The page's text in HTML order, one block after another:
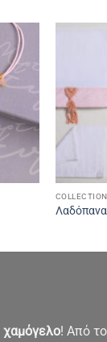
Λαδόπανα
χαμόγελο! Από